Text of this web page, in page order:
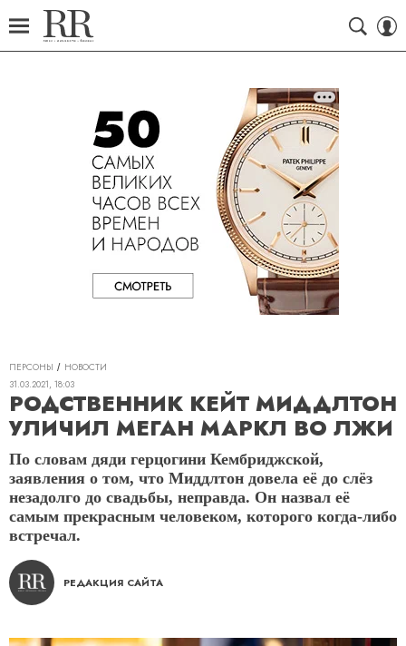
ПЕРСОНЫ
НОВОСТИ
31.03.2021, 18:03
РОДСТВЕННИК КЕЙТ МИДДЛТОН
УЛИЧИЛ МЕГАН МАРКЛ ВО ЛЖИ
По словам дяди герцогини Кембриджской,
заявления о том, что Миддлтон довела её до слёз
незадолго до свадьбы, неправда. Он назвал её
самым прекрасным человеком, которого когда-либо
встречал.
РЕДАКЦИЯ САЙТА